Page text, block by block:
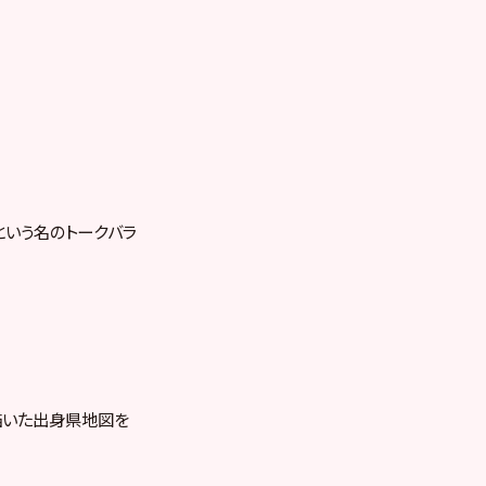
う名のトークバラ
いた出身県地図を